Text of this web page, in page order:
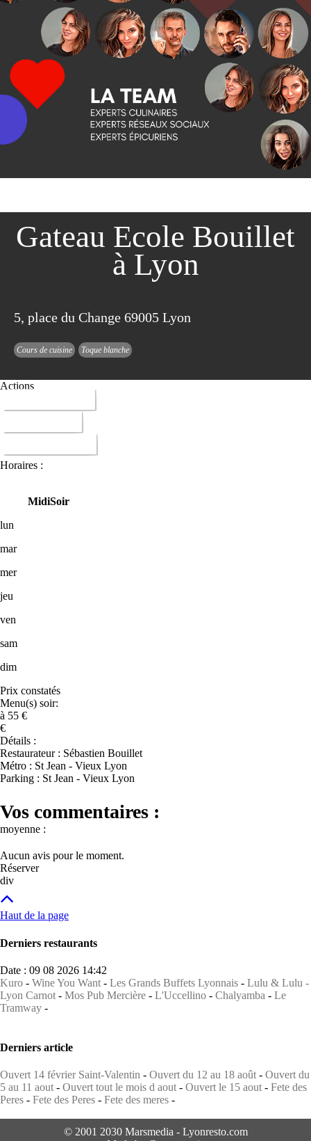
Gateau Ecole Bouillet
à Lyon
5, place du Change 69005 Lyon
Cours de cuisine Toque blanche
Actions
Horaires :
MidiSoir
lun
mar
mer
jeu
ven
sam
dim
Prix constatés
Menu(s) soir:
à 55 €
€
Détails :
Restaurateur : Sébastien Bouillet
Métro : St Jean - Vieux Lyon
Parking : St Jean - Vieux Lyon
Vos commentaires :
moyenne :
Aucun avis pour le moment.
Réserver
div
Haut de la page
Derniers restaurants
Date : 09 08 2026 14:42
Kuro - Wine You Want - Les Grands Buffets Lyonnais - Lulu & Lulu -
Lyon Carnot - Mos Pub Mercière - L'Uccellino - Chalyamba - Le
Tramway -
Derniers article
Ouvert 14 février Saint-Valentin - Ouvert du 12 au 18 août - Ouvert du
5 au 11 aout - Ouvert tout le mois d aout - Ouvert le 15 aout - Fete des
Peres - Fete des Peres - Fete des meres -
© 2001 2030 Marsmedia - Lyonresto.com